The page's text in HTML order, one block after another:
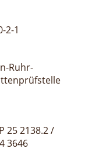
2-1
Ruhr-
25 2138.2 /
3646